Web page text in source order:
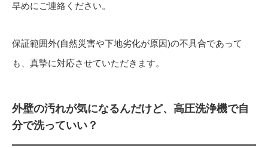
早めにご連絡ください。
保証範囲外(自然災害や下地劣化が原因)の不具合であって
も、真摯に対応させていただきます。
外壁の汚れが気になるんだけど、高圧洗浄機で自
分で洗っていい？